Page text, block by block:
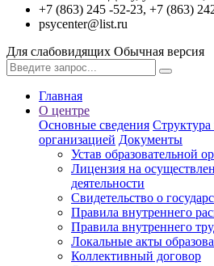
+7 (863) 245 -52-23, +7 (863)
psycenter@list.ru
Для слабовидящих Обычная версия
Главная
О центре
Основные сведения
организацией Документы
Устав образовательной
Лицензия на
деятельности
Свидетельство о
Правила внутреннего
Правила внутреннего
Локальные акты
Коллективный договор